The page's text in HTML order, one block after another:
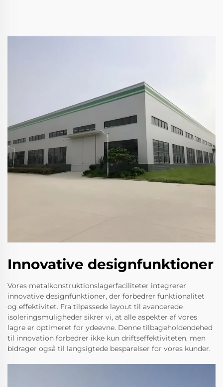
Innovative designfunktioner
Vores metalkonstruktionslagerfaciliteter integrerer
innovative designfunktioner, der forbedrer funktionalitet
og effektivitet. Fra tilpassede layout til avancerede
isoleringsmuligheder sikrer vi, at alle aspekter af vores
lagre er optimeret for ydeevne. Denne tilbageholdendehed
til innovation forbedrer ikke kun driftseffektiviteten, men
bidrager også til langsigtede besparelser for vores kunder.